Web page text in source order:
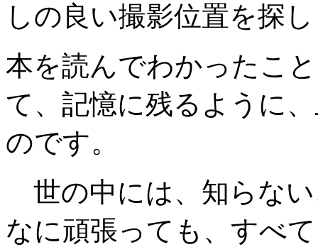
しの良い撮影位置を探
本を読んでわかったこ
て、記憶に残るように
のです。
世の中には、知らな
なに頑張っても、すべ